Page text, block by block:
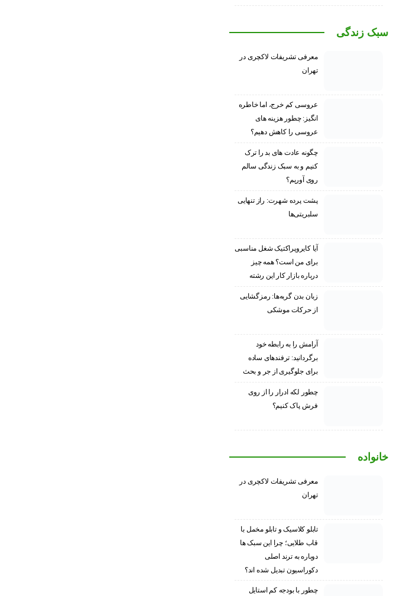
سبک زندگی
معرفی تشریفات لاکچری در
تهران
عروسی کم خرج، اما خاطره
انگیز: چطور هزینه های
عروسی را کاهش دهیم؟
چگونه عادت‌ های بد را ترک
کنیم و به سبک زندگی سالم
روی آوریم؟
پشت پرده شهرت: راز تنهایی
سلبریتی‌ها
آیا کایروپراکتیک شغل مناسبی
برای من است؟ همه چیز
درباره بازار کار این رشته
زبان بدن گربه‌ها: رمزگشایی
از حرکات موشکی
آرامش را به رابطه خود
برگردانید: ترفندهای ساده
برای جلوگیری از جر و بحث
چطور لکه ادرار را از روی
فرش پاک کنیم؟
خانواده
معرفی تشریفات لاکچری در
تهران
تابلو کلاسیک و تابلو مخمل با
قاب طلایی؛ چرا این سبک ها
دوباره به ترند اصلی
دکوراسیون تبدیل شده اند؟
چطور با بودجه کم استایل